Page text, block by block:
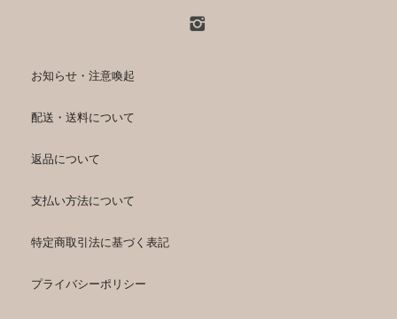
お知らせ・注意喚起
配送・送料について
返品について
支払い方法について
特定商取引法に基づく表記
プライバシーポリシー